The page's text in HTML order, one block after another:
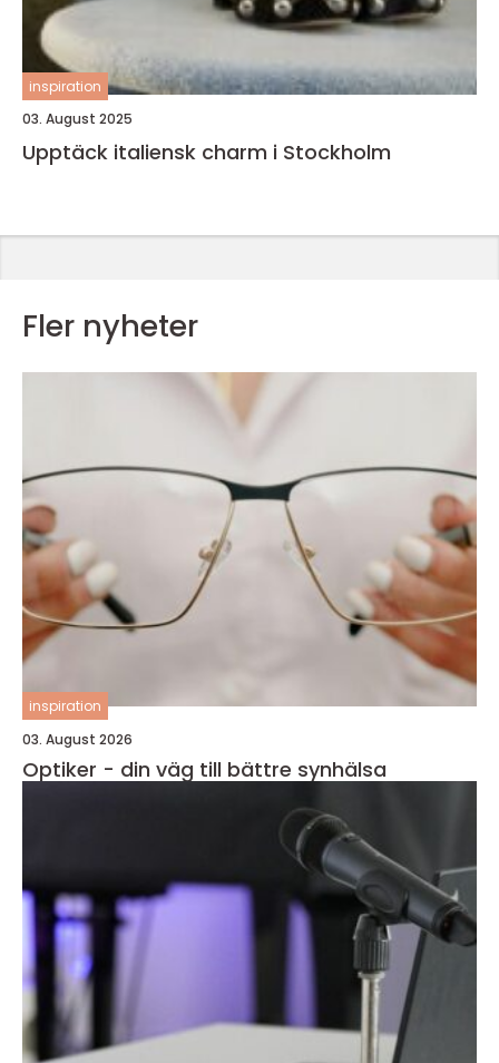
inspiration
03. August 2025
Upptäck italiensk charm i Stockholm
Fler nyheter
inspiration
03. August 2026
Optiker - din väg till bättre synhälsa